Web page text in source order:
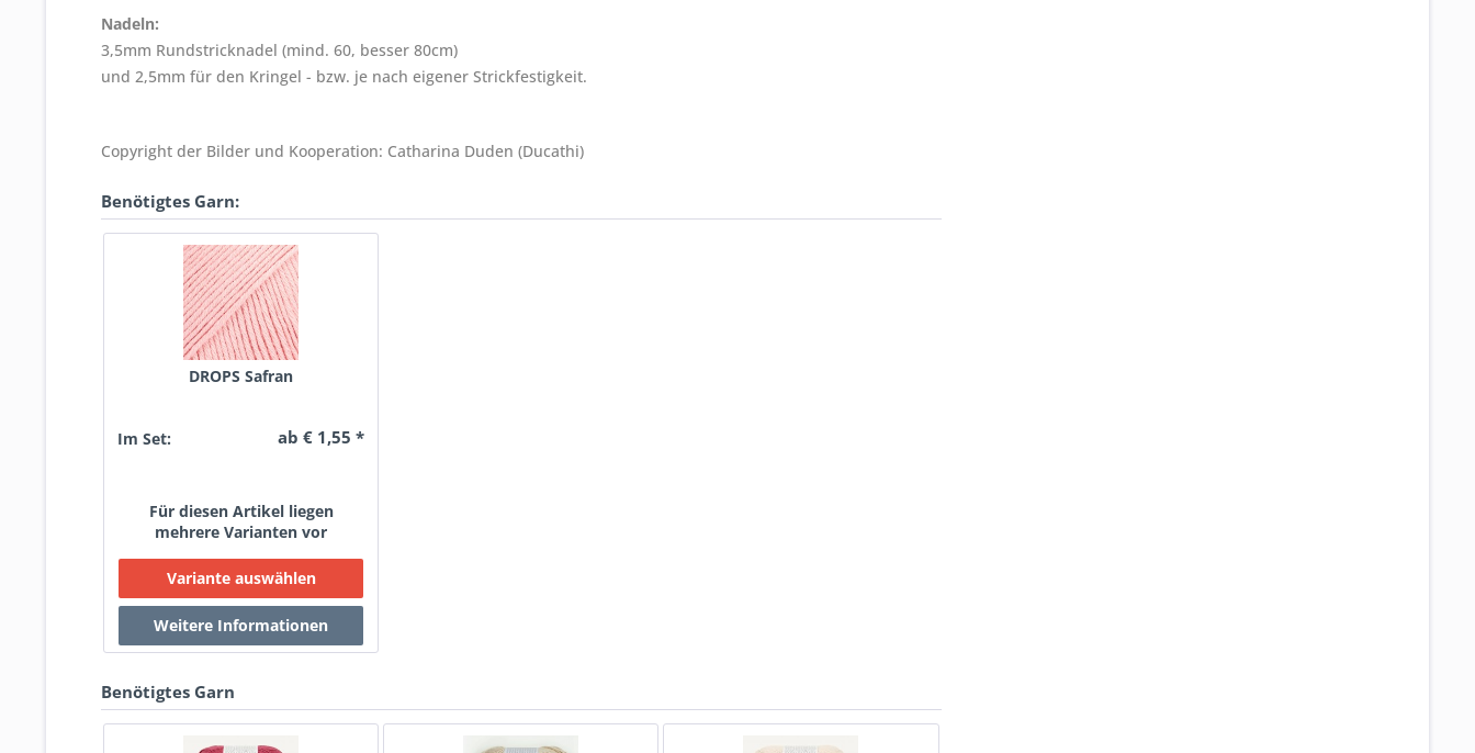
Nadeln:
3,5mm Rundstricknadel (mind. 60, besser 80cm)
und 2,5mm für den Kringel - bzw. je nach eigener Strickfestigkeit.
Copyright der Bilder und Kooperation: Catharina Duden (Ducathi)
Benötigtes Garn:
DROPS Safran
Im Set: ab € 1,55 *
Für diesen Artikel liegen
mehrere Varianten vor
Benötigtes Garn